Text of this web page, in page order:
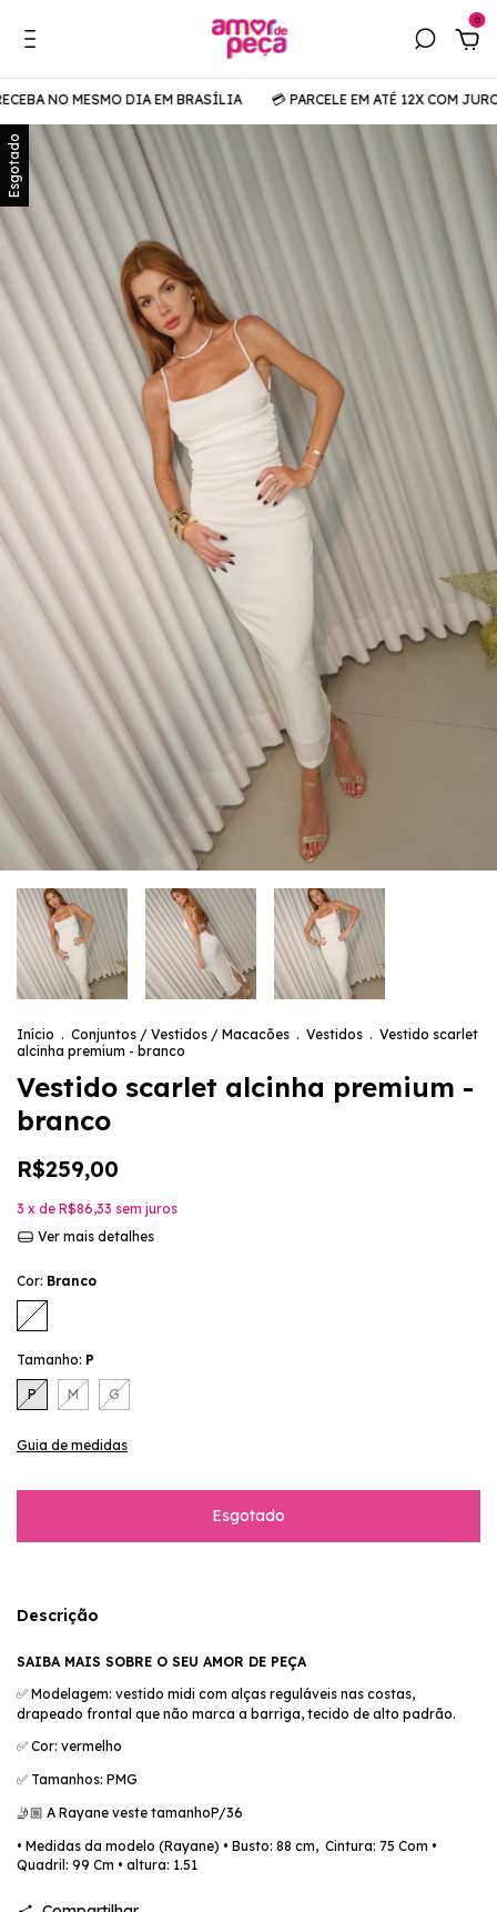
0
NO MESMO DIA EM BRASÍLIA 💳 PARCELE EM ATÉ 12X COM JUROS
Esgotado
Início . Conjuntos / Vestidos / Macacões . Vestidos . Vestido scarlet
alcinha premium - branco
Vestido scarlet alcinha premium -
branco
R$259,00
3 x de R$86,33 sem juros
Ver mais detalhes
Cor: Branco
Tamanho: P
P M G
Guia de medidas
Descrição
SAIBA MAIS SOBRE O SEU AMOR DE PEÇA
✅ Modelagem: vestido midi com alças reguláveis nas costas,
drapeado frontal que não marca a barriga, tecido de alto padrão.
✅ Cor: vermelho
✅ Tamanhos: PMG
🤳🏼 A Rayane veste tamanhoP/36
• Medidas da modelo (Rayane) • Busto: 88 cm, Cintura: 75 Com •
Quadril: 99 Cm • altura: 1.51